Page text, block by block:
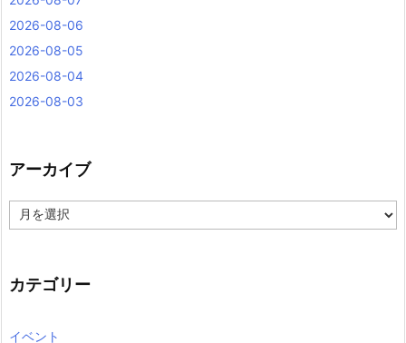
2026-08-06
2026-08-05
2026-08-04
2026-08-03
アーカイブ
ー
ブ
カテゴリー
イベント